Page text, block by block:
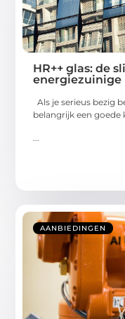
HR++ glas: de
energiezuinige
Als je serieus bezig
belangrijk een
AANBIEDINGEN